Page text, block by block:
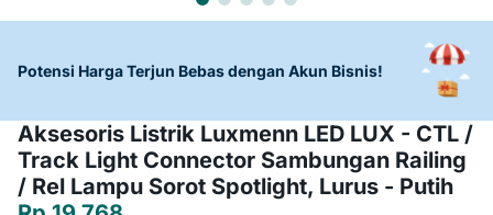
Potensi Harga Terjun Bebas dengan Akun Bisnis!
Aksesoris Listrik Luxmenn LED LUX - CTL /
Track Light Connector Sambungan Railing
/ Rel Lampu Sorot Spotlight, Lurus - Putih